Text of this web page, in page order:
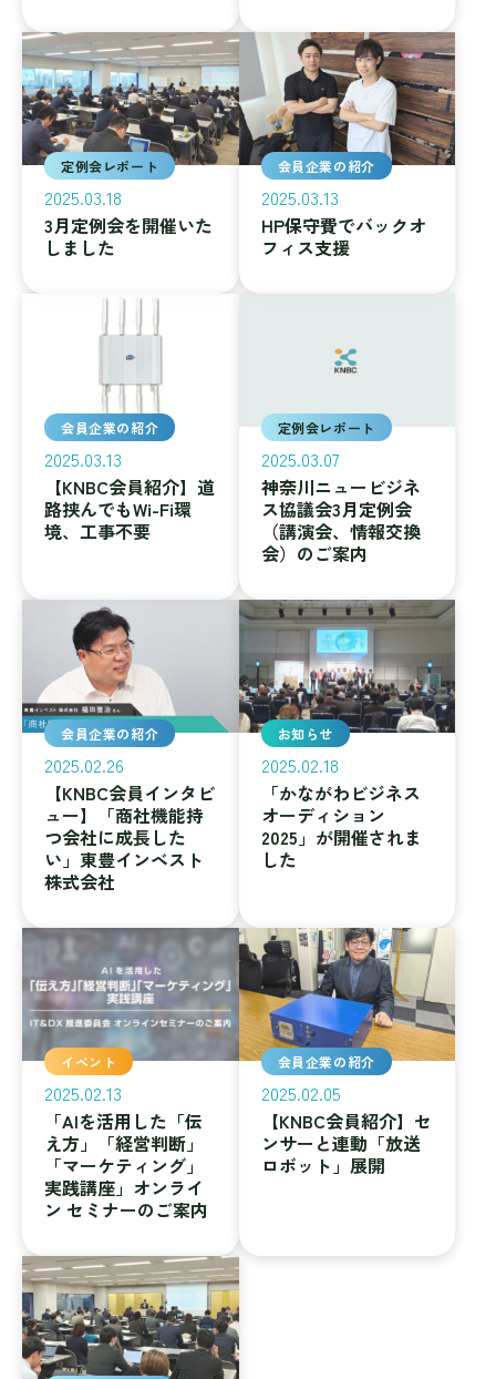
定例会レポート
2025.03.18
3月定例会を開催いた
しました
会員企業の紹介
2025.03.13
HP保守費でバックオ
フィス支援
会員企業の紹介
2025.03.13
【KNBC会員紹介】道
路挟んでもWi-Fi環
境、工事不要
定例会レポート
2025.03.07
神奈川ニュービジネ
ス協議会3月定例会
（講演会、情報交換
会）のご案内
会員企業の紹介
2025.02.26
【KNBC会員インタビ
ュー】「商社機能持
つ会社に成長した
い」東豊インベスト
株式会社
お知らせ
2025.02.18
「かながわビジネス
オーディション
2025」が開催されま
した
イベント
2025.02.13
「AIを活用した「伝
え方」「経営判断」
「マーケティング」
実践講座」オンライ
ン セミナーのご案内
会員企業の紹介
2025.02.05
【KNBC会員紹介】セ
ンサーと連動「放送
ロボット」展開